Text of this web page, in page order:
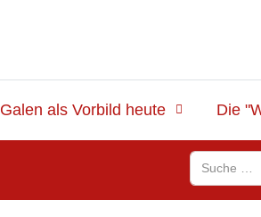
Galen als Vorbild heute Die
Suchen